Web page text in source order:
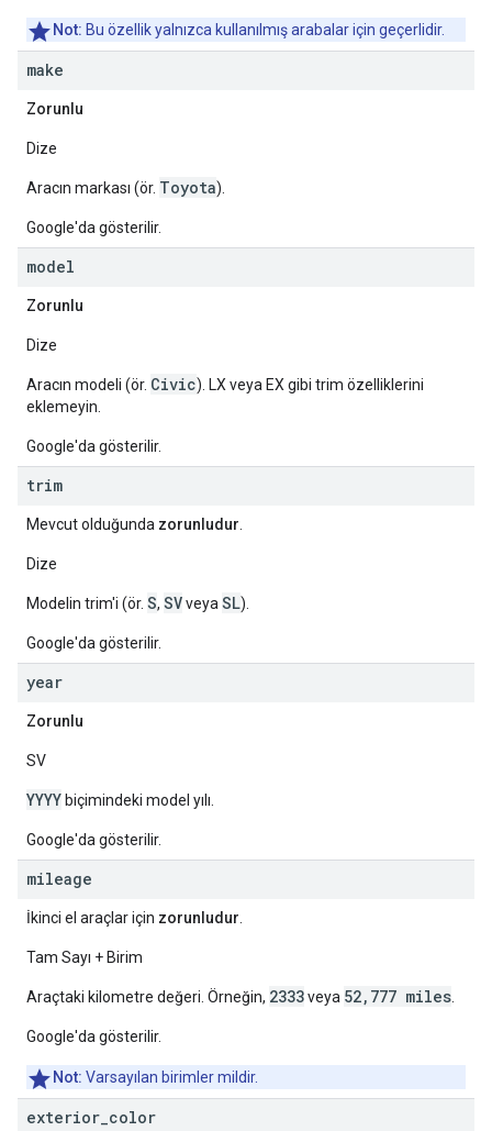
Not: Bu özellik yalnızca kullanılmış arabalar için geçerlidir.
make
Zorunlu
Dize
Aracın markası (ör. Toyota).
Google'da gösterilir.
model
Zorunlu
Dize
Aracın modeli (ör. Civic). LX veya EX gibi trim özelliklerini
eklemeyin.
Google'da gösterilir.
trim
Mevcut olduğunda zorunludur
Dize
Modelin trim'i (ör. S, SVveya SL).
Google'da gösterilir.
year
Zorunlu
SV
YYYY biçimindeki model yılı.
Google'da gösterilir.
mileage
İkinci el araçlar için zorunludur
Tam Sayı + Birim
Araçtaki kilometre değeri. Örneğin, 2333veya 52,777 miles
Google'da gösterilir.
Not: Varsayılan birimler mildir.
exterior color